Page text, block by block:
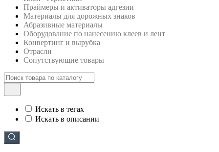
Праймеры и активаторы адгезии
Материалы для дорожных знаков
Абразивные материалы
Оборудование по нанесению клеев и лент
Конвертинг и вырубка
Отрасли
Сопутствующие товары
Искать в тегах
Искать в описании